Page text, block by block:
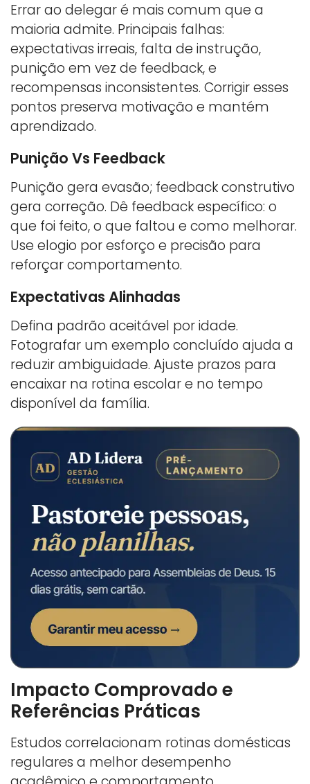
Errar ao delegar é mais comum que a
maioria admite. Principais falhas:
expectativas irreais, falta de instrução,
punição em vez de feedback, e
recompensas inconsistentes. Corrigir esses
pontos preserva motivação e mantém
aprendizado.
Punição Vs Feedback
Punição gera evasão; feedback construtivo
gera correção. Dê feedback específico: o
que foi feito, o que faltou e como melhorar.
Use elogio por esforço e precisão para
reforçar comportamento.
Expectativas Alinhadas
Defina padrão aceitável por idade.
Fotografar um exemplo concluído ajuda a
reduzir ambiguidade. Ajuste prazos para
encaixar na rotina escolar e no tempo
disponível da família.
Impacto Comprovado e
Referências Práticas
Estudos correlacionam rotinas domésticas
regulares a melhor desempenho